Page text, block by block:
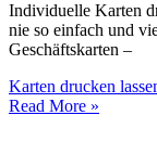
Individuelle Karten
nie so einfach und
Geschäftskarten –
Karten drucken
Read More »